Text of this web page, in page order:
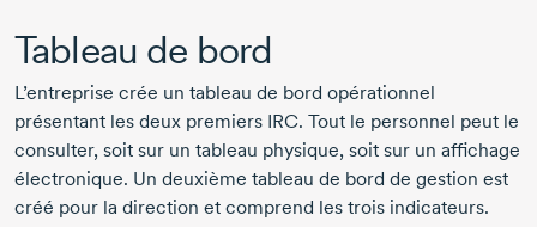
Tableau de bord
L’entreprise crée un tableau de bord opérationnel
présentant les deux premiers IRC. Tout le personnel peut le
consulter, soit sur un tableau physique, soit sur un affichage
électronique. Un deuxième tableau de bord de gestion est
créé pour la direction et comprend les trois indicateurs.